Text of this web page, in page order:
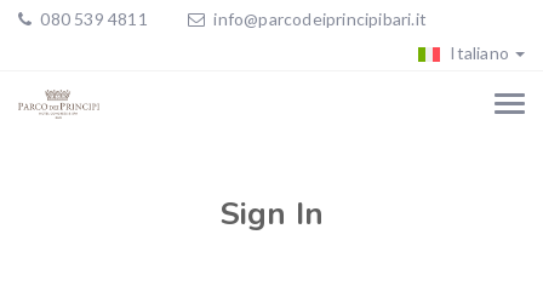
080 539 4811
info@parcodeiprincipibari.it
Italiano
Sign In